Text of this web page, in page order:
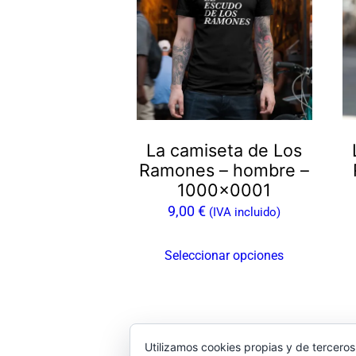
La camiseta de Los
Ramones – hombre –
1000×0001
9,00€ (IVA incluido)
Seleccionar opciones
múltiples
variantes.
opciones
se
elegir
en
página
se
Utilizamos cookies propias y de